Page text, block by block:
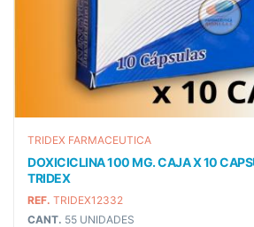
TRIDEX FARMACEUTICA
DOXICICLINA 100 MG. CAJA X 10
TRIDEX
REF. TRIDEX12332
CANT. 55 UNIDADES